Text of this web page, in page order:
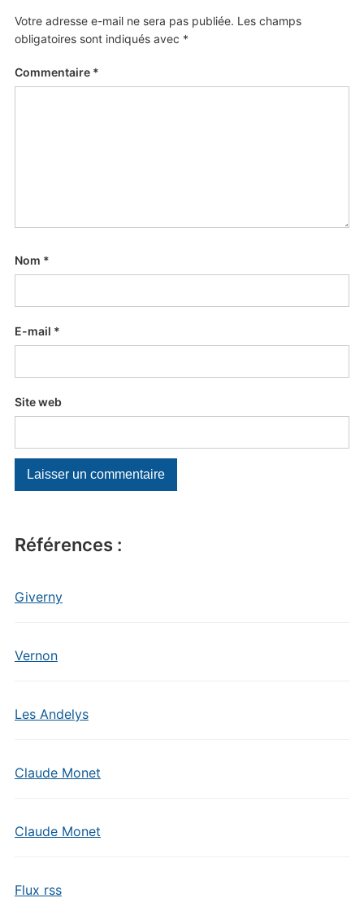
Références :
Giverny
Vernon
Les Andelys
Claude Monet
Claude Monet
Flux rss
Votre adresse e-mail ne sera pas publiée. Les champs
obligatoires sont indiqués avec *
Commentaire *
Nom *
E-mail *
Site web